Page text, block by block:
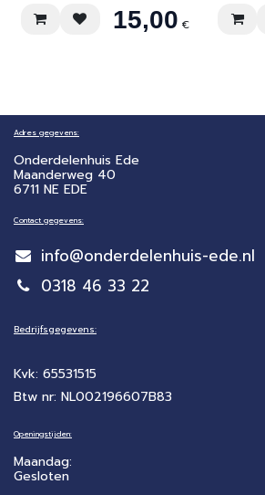
15,00 €
BOOST
Miele
SNCF0
Adres gegevens:
Onderdelenhuis Ede
Maanderweg 40
6711 NE EDE
Contact gegevens:
info@onderdelenhuis-ede.nl
0318 46 33 22
Bedrijfsgegevens:
Kvk: 65531515
Btw nr: NL002196607B83
Openingstijden:
Maandag:
Gesloten